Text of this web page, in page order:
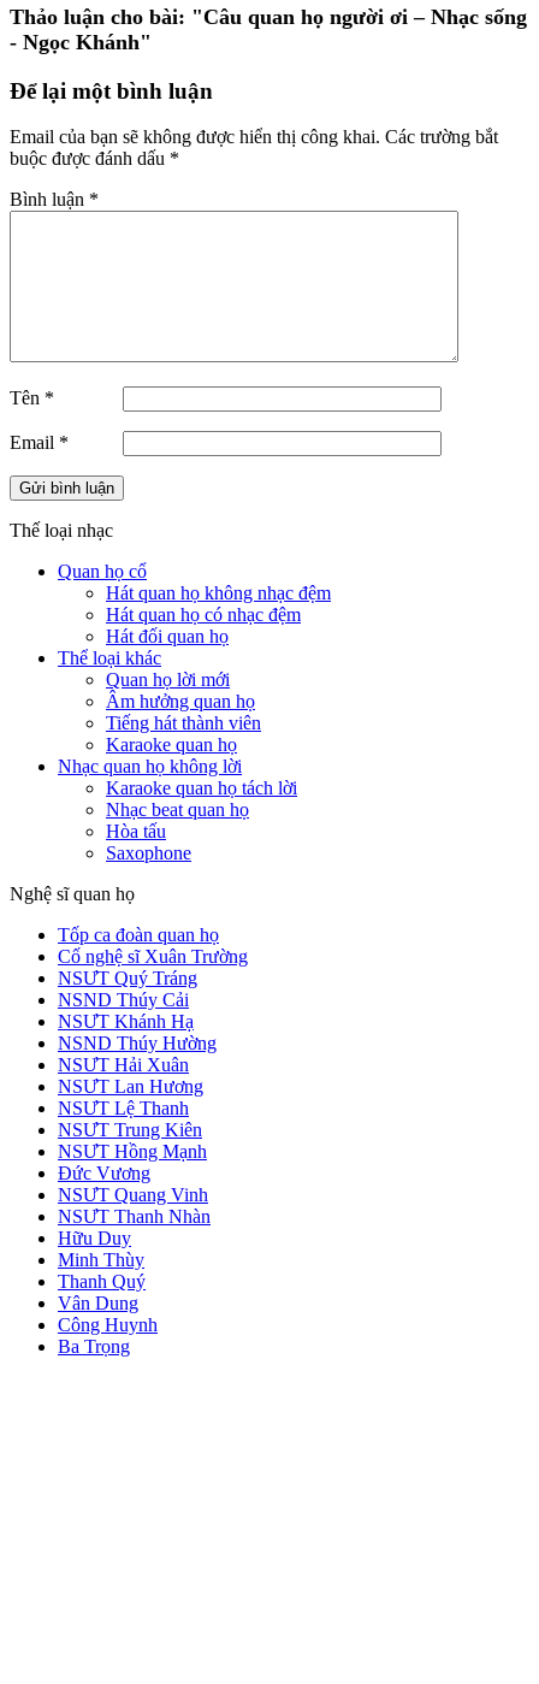
Thảo luận cho bài: "Câu quan họ người ơi – Nhạc sống
- Ngọc Khánh"
Để lại một bình luận
Email của bạn sẽ không được hiển thị công khai. Các trường bắt
buộc được đánh dấu *
Bình luận *
Tên *
Email *
Thế loại nhạc
Quan họ cổ
Hát quan họ không nhạc đệm
Hát quan họ có nhạc đệm
Hát đối quan họ
Thể loại khác
Quan họ lời mới
Âm hưởng quan họ
Tiếng hát thành viên
Karaoke quan họ
Nhạc quan họ không lời
Karaoke quan họ tách lời
Nhạc beat quan họ
Hòa tấu
Saxophone
Nghệ sĩ quan họ
Tốp ca đoàn quan họ
Cố nghệ sĩ Xuân Trường
NSƯT Quý Tráng
NSND Thúy Cải
NSƯT Khánh Hạ
NSND Thúy Hường
NSƯT Hải Xuân
NSƯT Lan Hương
NSƯT Lệ Thanh
NSƯT Trung Kiên
NSƯT Hồng Mạnh
Đức Vương
NSƯT Quang Vinh
NSƯT Thanh Nhàn
Hữu Duy
Minh Thùy
Thanh Quý
Vân Dung
Công Huynh
Ba Trọng